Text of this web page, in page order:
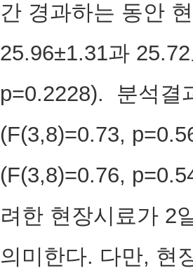
간 경과하는 동안
25.96±1.31과
p=0.2228). 분석결
(F(3,8)=0.73,
(F(3,8)=0.76,
려한 현장시료가 2
의미한다. 다만, 현